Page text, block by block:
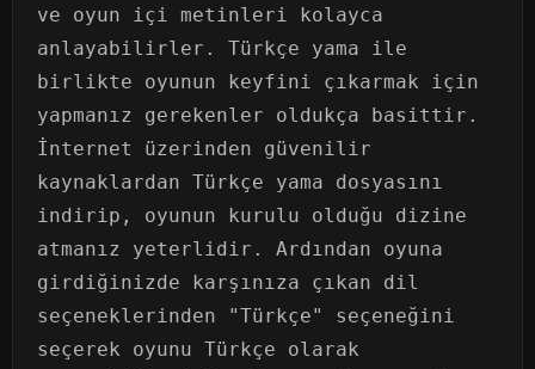
ve oyun içi metinleri kolayca
anlayabilirler. Türkçe yama ile
birlikte oyunun keyfini çıkarmak için
yapmanız gerekenler oldukça basittir.
İnternet üzerinden güvenilir
kaynaklardan Türkçe yama dosyasını
indirip, oyunun kurulu olduğu dizine
atmanız yeterlidir. Ardından oyuna
girdiğinizde karşınıza çıkan dil
seçeneklerinden "Türkçe" seçeneğini
seçerek oyunu Türkçe olarak